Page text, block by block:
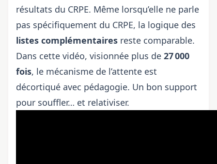
résultats du CRPE. Même lorsqu’elle ne parle
pas spécifiquement du CRPE, la logique des
listes complémentaires reste comparable.
Dans cette vidéo, visionnée plus de 27 000
fois, le mécanisme de l’attente est
décortiqué avec pédagogie. Un bon support
pour souffler… et relativiser.